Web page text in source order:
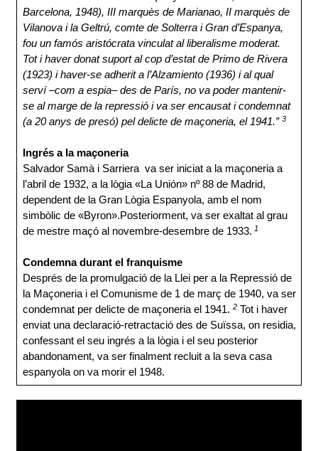
Barcelona, 1948), III marquès de Marianao, II marquès de
Vilanova i la Geltrú, comte de Solterra i Gran d’Espanya,
fou un famós aristócrata vinculat al liberalisme moderat.
Tot i haver donat suport al cop d’estat de Primo de Rivera
(1923) i haver-se adherit a l’Alzamiento (1936) i al qual
serví –com a espia– des de París, no va poder mantenir-
se al marge de la repressió i va ser encausat i condemnat
(a 20 anys de presó) pel delicte de maçoneria, el 1941.” 3
Ingrés a la maçoneria
Salvador Samà i Sarriera va ser iniciat a la maçoneria a
l’abril de 1932, a la lògia «La Unión» nº 88 de Madrid,
dependent de la Gran Lògia Espanyola, amb el nom
simbòlic de «Byron».Posteriorment, va ser exaltat al grau
de mestre maçó al novembre-desembre de 1933. 1
Condemna durant el franquisme
Després de la promulgació de la Llei per a la Repressió de
la Maçoneria i el Comunisme de 1 de març de 1940, va ser
condemnat per delicte de maçoneria el 1941. 2Tot i haver
enviat una declaració-retractació des de Suïssa, on residia,
confessant el seu ingrés a la lògia i el seu posterior
abandonament, va ser finalment recluit a la seva casa
espanyola on va morir el 1948.